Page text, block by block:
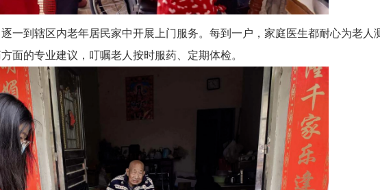
一到辖区内老年居民家中开展上门服务。每到一户，家庭医生都耐心为老人
面的专业建议，叮嘱老人按时服药、定期体检。